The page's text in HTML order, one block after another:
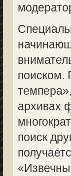
поиском.
архивах
поиск